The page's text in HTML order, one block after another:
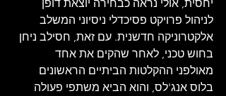
יחסית, אולי נראה כבחירה יוצאת דופן
לניהול פרויקט פסיכדלי ניסיוני המשלב
אלקטרוניקה חדשנית. עם זאת, חסילב ניחן
בחוש טכני, לאחר שהקים את אחד
מאולפני ההקלטות הביתיים הראשונים
בלוס אנג'לס, והוא הביא משתפי פעולה